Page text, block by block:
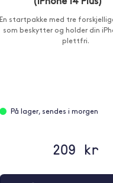
En startpakke med tre
som beskytter og holder din
plettfri.
På lager, sendes i morgen
209 kr